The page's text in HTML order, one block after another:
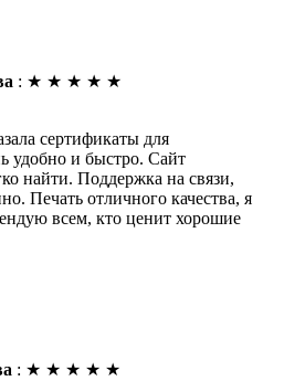
: ★ ★ ★ ★ ★
сертификаты для
удобно и быстро. Сайт
найти. Поддержка на связи,
Печать отличного качества, я
всем, кто ценит хорошие
: ★ ★ ★ ★ ★